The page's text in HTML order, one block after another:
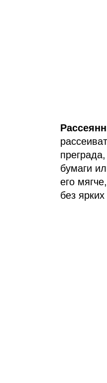
бумаги
его
без